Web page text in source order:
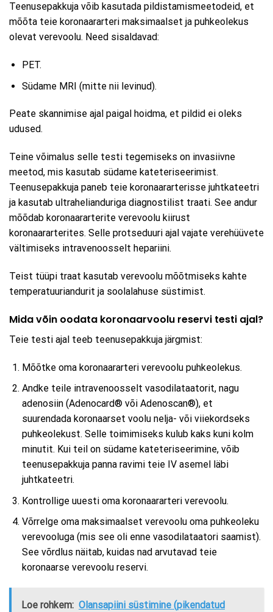
Teenusepakkuja võib kasutada pildistamismeetodeid, et
mõõta teie koronaararteri maksimaalset ja puhkeolekus
olevat verevoolu. Need sisaldavad:
PET.
Südame MRI (mitte nii levinud).
Peate skannimise ajal paigal hoidma, et pildid ei oleks
udused.
Teine võimalus selle testi tegemiseks on invasiivne
meetod, mis kasutab südame kateteriseerimist.
Teenusepakkuja paneb teie koronaararterisse juhtkateetri
ja kasutab ultrahelianduriga diagnostilist traati. See andur
mõõdab koronaararterite verevoolu kiirust
koronaararterites. Selle protseduuri ajal vajate verehüüvete
vältimiseks intravenoosselt hepariini.
Teist tüüpi traat kasutab verevoolu mõõtmiseks kahte
temperatuuriandurit ja soolalahuse süstimist.
Mida võin oodata koronaarvoolu reservi testi ajal?
Teie testi ajal teeb teenusepakkuja järgmist:
Mõõtke oma koronaararteri verevoolu puhkeolekus.
Andke teile intravenoosselt vasodilataatorit, nagu
adenosiin (Adenocard® või Adenoscan®), et
suurendada koronaarset voolu nelja- või viiekordseks
puhkeolekust. Selle toimimiseks kulub kaks kuni kolm
minutit. Kui teil on südame kateteriseerimine, võib
teenusepakkuja panna ravimi teie IV asemel läbi
juhtkateetri.
Kontrollige uuesti oma koronaararteri verevoolu.
Võrrelge oma maksimaalset verevoolu oma puhkeoleku
verevooluga (mis see oli enne vasodilataatori saamist).
See võrdlus näitab, kuidas nad arvutavad teie
koronaarse verevoolu reservi.
Loe rohkem: Olansapiini süstimine (pikendatud